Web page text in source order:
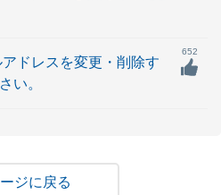
アドレスを変更・削除す
い。
652
戻る